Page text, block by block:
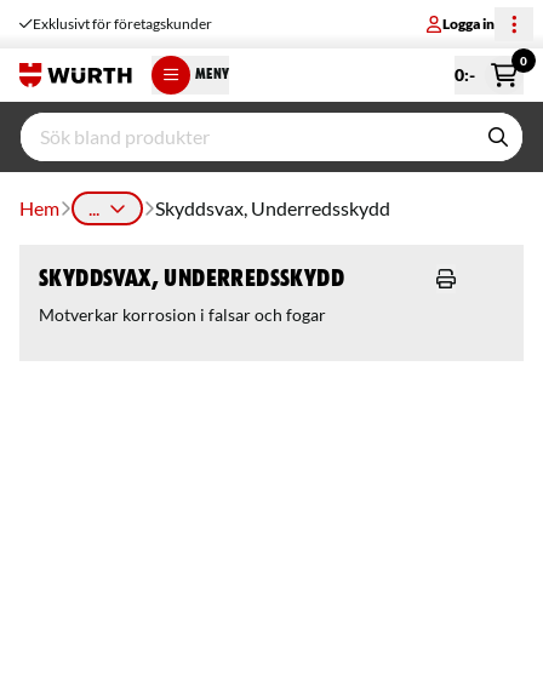
Exklusivt för företagskunder Logga in
MENY 0:-
0
Hem ... Skyddsvax, Underredsskydd
Skyddsvax, Underredsskydd
Motverkar korrosion i falsar och fogar